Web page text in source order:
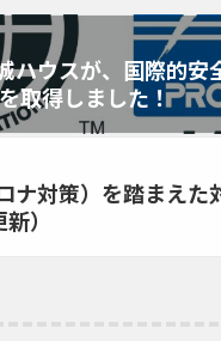
ハウスが、国際的安
を取得しました！
ナ対策）を踏まえた
）